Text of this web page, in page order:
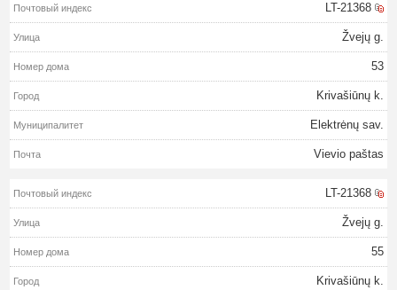
LT-21368
Žvejų g.
53
Krivašiūnų k.
Elektrėnų sav.
Vievio paštas
LT-21368
Žvejų g.
55
Krivašiūnų k.